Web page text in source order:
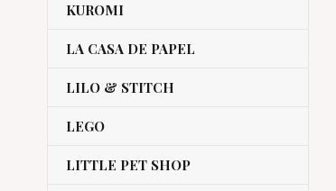
KUROMI
LA CASA DE PAPEL
LILO & STITCH
LEGO
LITTLE PET SHOP